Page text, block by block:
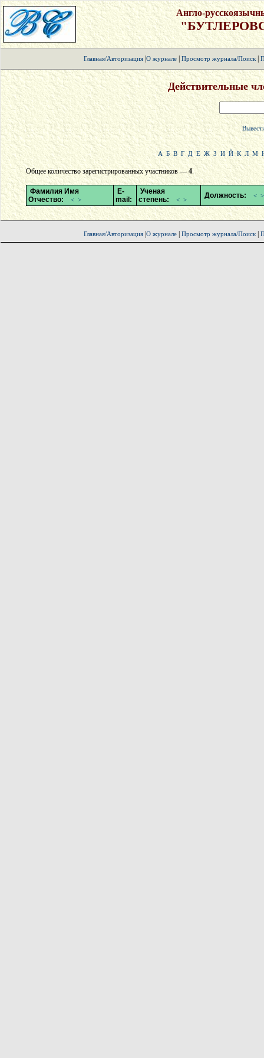
Англо-
Главная/Авторизация| О журнале| Просмотр журнала/Поиск|
Действительные
А Б В Г Д Е Ж З И Й К Л М
Общее количество зарегистрированных участников —4.
Фамилия Имя
Отчество:
< >
E-
mail:
Ученая
степень:
< > Должность: < >
Главная/Авторизация| О журнале| Просмотр журнала/Поиск|